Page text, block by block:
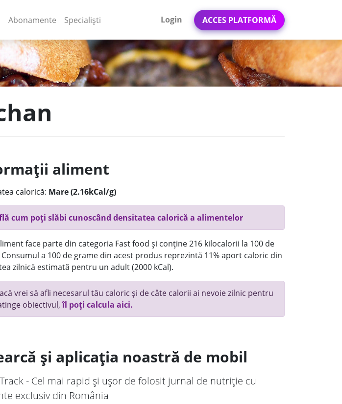
(current)
Abonamente Specialiști Login ACCES PLATFORMĂ
aliment
calorică: Mare (2.16kCal/g)
cum poți slăbi cunoscând densitatea calorică a alimentelor
face parte din categoria Fast food și conține 216 kilocalorii la 100 de
a 100 de grame din acest produs reprezintă 11% aport caloric din
zilnică estimată pentru un adult (2000 kCal).
vrei să afli necesarul tău caloric și de câte calorii ai nevoie zilnic pentru
obiectivul,îl poți calcula aici.
și aplicația noastră de mobil
- Cel mai rapid și ușor de folosit jurnal de nutriție cu
exclusiv din România